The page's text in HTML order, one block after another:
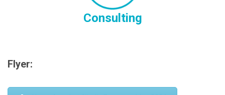
Consulting
Flyer: